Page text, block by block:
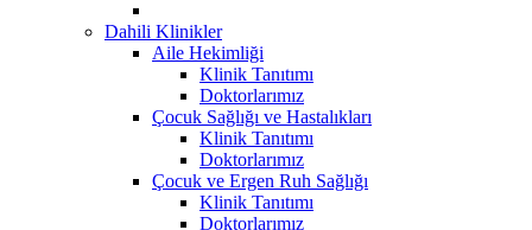
Dahili Klinikler
Aile Hekimliği
Klinik Tanıtımı
Doktorlarımız
Çocuk Sağlığı ve Hastalıkları
Klinik Tanıtımı
Doktorlarımız
Çocuk ve Ergen Ruh Sağlığı
Klinik Tanıtımı
Doktorlarımız